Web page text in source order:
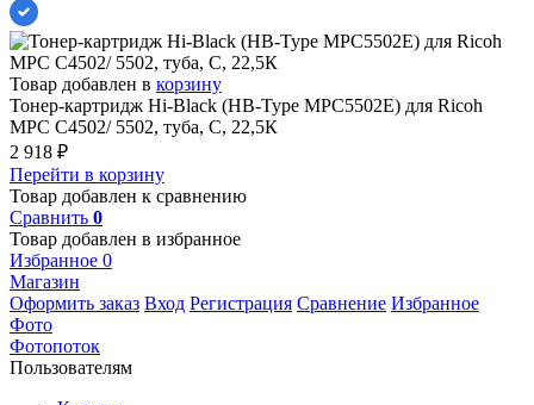
Товар добавлен в корзину
Тонер-картридж Hi-Black (HB-Type MPC5502E) для Ricoh
MPС C4502/ 5502, туба, C, 22,5К
2 918 ₽
Перейти в корзину
Товар добавлен к сравнению
Сравнить 0
Товар добавлен в избранное
Избранное 0
Магазин
Оформить заказ Вход Регистрация Сравнение Избранное
Фото
Фотопоток
Пользователям